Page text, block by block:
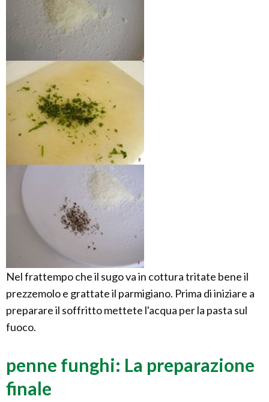
Nel frattempo che il sugo va in cottura tritate bene il
prezzemolo e grattate il parmigiano. Prima di iniziare a
preparare il soffritto mettete l'acqua per la pasta sul
fuoco.
penne funghi: La preparazione
finale